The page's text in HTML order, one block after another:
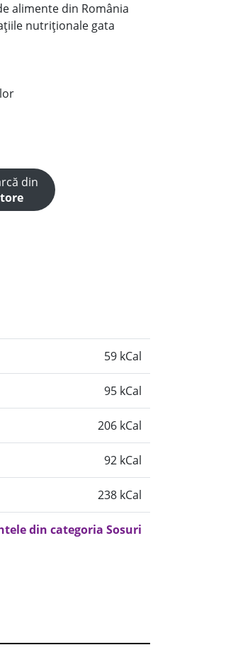
alimente din România
nutriționale gata
din
59 kCal
95 kCal
206 kCal
92 kCal
238 kCal
din categoria Sosuri